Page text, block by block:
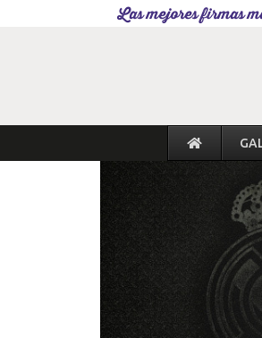
Las mejores firmas